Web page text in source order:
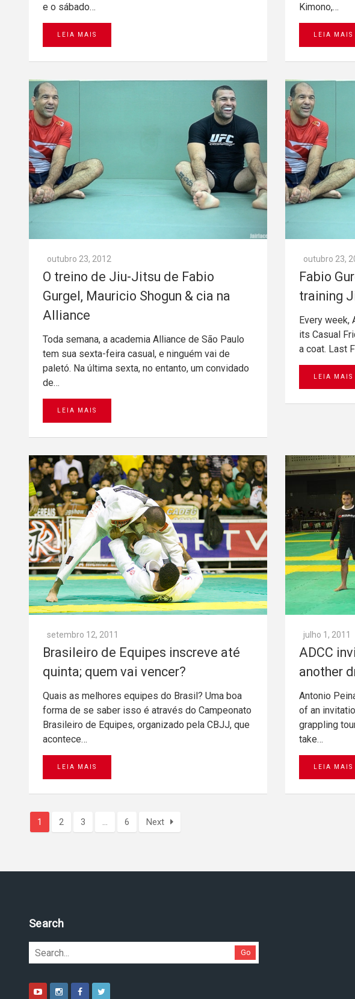
e o sábado…
LEIA MAIS
Kimono,…
LEIA MAIS
outubro 23, 2012
O treino de Jiu-Jitsu de Fabio
Gurgel, Mauricio Shogun & cia na
Alliance
Toda semana, a academia Alliance de São Paulo
tem sua sexta-feira casual, e ninguém vai de
paletó. Na última sexta, no entanto, um convidado
de…
LEIA MAIS
outubro 23,
Fabio
training
Every week,
its Casual
a coat. Last
LEIA MAIS
setembro 12, 2011
Brasileiro de Equipes inscreve até
quinta; quem vai vencer?
Quais as melhores equipes do Brasil? Uma boa
forma de se saber isso é através do Campeonato
Brasileiro de Equipes, organizado pela CBJJ, que
acontece…
LEIA MAIS
julho 1, 2011
ADCC
another
Antonio
of an
grappling
take…
LEIA MAIS
1 2 3 … 6 Next
Pesquise no site
Go